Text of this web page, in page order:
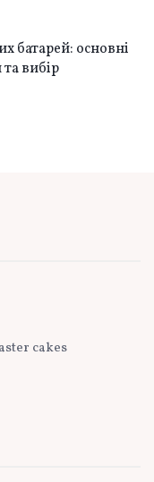
батарей: основні
вибір
cakes